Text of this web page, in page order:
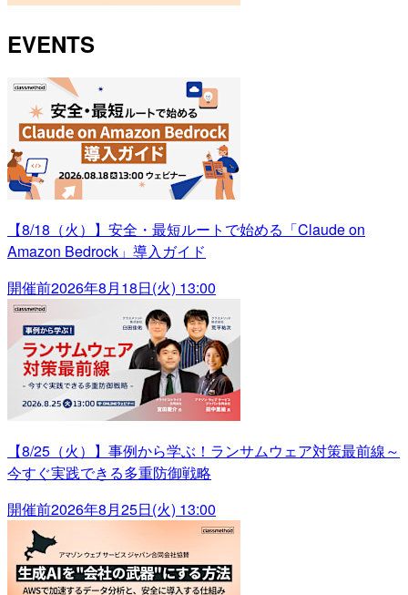
EVENTS
【8/18（火）】安全・最短ルートで始める「Claude on
Amazon Bedrock」導入ガイド
開催前2026年8月18日(火) 13:00
【8/25（火）】事例から学ぶ！ランサムウェア対策最前線～
今すぐ実践できる多重防御戦略
開催前2026年8月25日(火) 13:00